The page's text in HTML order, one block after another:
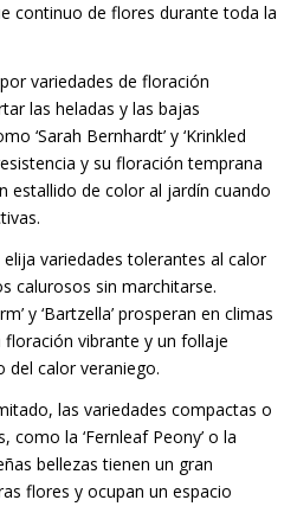
continuo de flores durante toda la
variedades de floración
las heladas y las bajas
‘Sarah Bernhardt’ y ‘Krinkled
y su floración temprana
estallido de color al jardín cuando
variedades tolerantes al calor
calurosos sin marchitarse.
y ‘Bartzella’ prosperan en climas
vibrante y un follaje
del calor veraniego.
las variedades compactas o
como la ‘Fernleaf Peony’ o la
bellezas tienen un gran
flores y ocupan un espacio